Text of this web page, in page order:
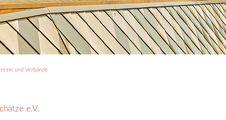
und Verbände
e.V.